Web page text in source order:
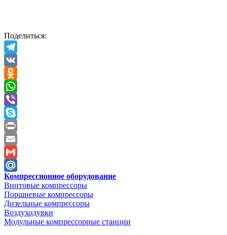
Поделиться:
Telegram
VK
Odnoklassniki
WhatsApp
Viber
Skype
Print
Email
Gmail
Mail.Ru
Компрессионное оборудование
Винтовые компрессоры
Поршневые компрессоры
Дизельные компрессоры
Воздуходувки
Модульные компрессорные станции